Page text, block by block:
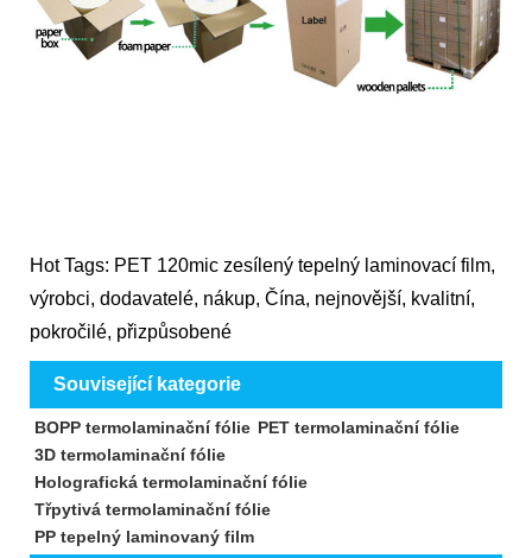
Hot Tags: PET 120mic zesílený tepelný laminovací film,
výrobci, dodavatelé, nákup, Čína, nejnovější, kvalitní,
pokročilé, přizpůsobené
Související kategorie
BOPP termolaminační fólie PET termolaminační fólie
3D termolaminační fólie
Holografická termolaminační fólie
Třpytivá termolaminační fólie
PP tepelný laminovaný film